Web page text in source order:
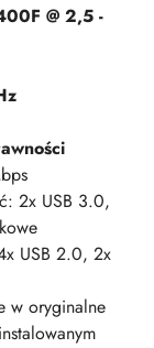
@ 2,5 -
2x USB 3.0,
USB 2.0, 2x
w oryginalne